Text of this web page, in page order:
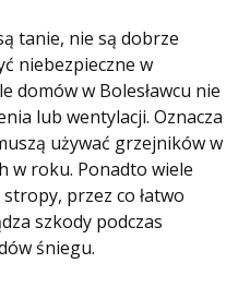
tanie, nie są dobrze
niebezpieczne w
domów w Bolesławcu nie
lub wentylacji. Oznacza
używać grzejników w
w roku. Ponadto wiele
przez co łatwo
szkody podczas
śniegu.